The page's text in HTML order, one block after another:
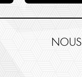
Corine